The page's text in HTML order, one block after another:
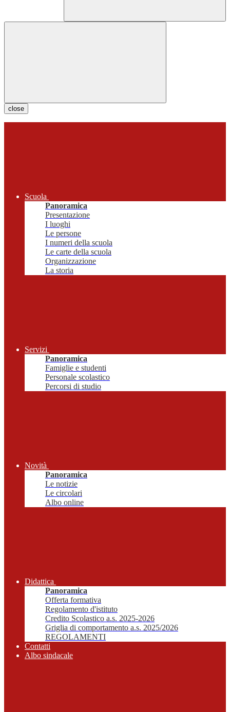
close
Scuola
Panoramica
Presentazione
I luoghi
Le persone
I numeri della scuola
Le carte della scuola
Organizzazione
La storia
Servizi
Panoramica
Famiglie e studenti
Personale scolastico
Percorsi di studio
Novità
Panoramica
Le notizie
Le circolari
Albo online
Didattica
Panoramica
Offerta formativa
Regolamento d'istituto
Credito Scolastico a.s. 2025-2026
Griglia di comportamento a.s. 2025/2026
REGOLAMENTI
Contatti
Albo sindacale